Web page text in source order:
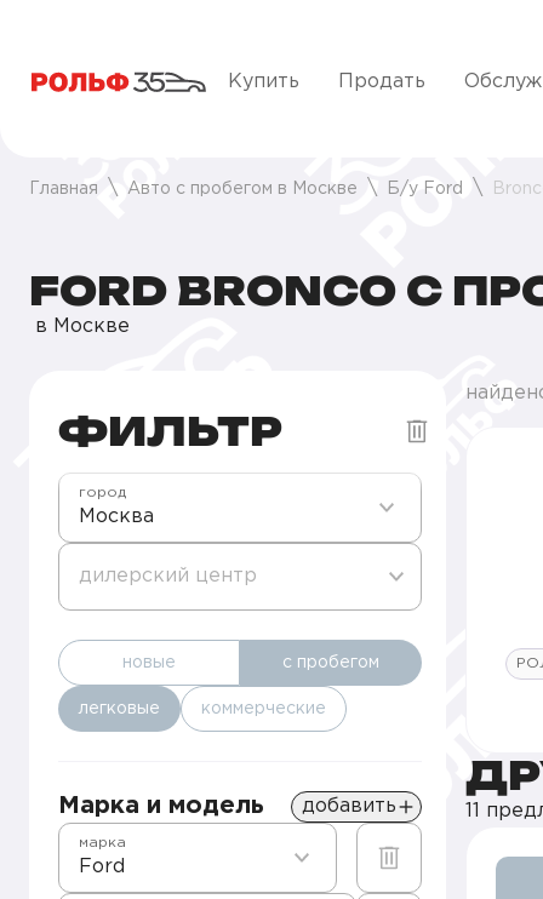
Купить Продать
Главная Авто с пробегом в Москве Б/у Ford
FORD BRONCO С
в Москве
ФИЛЬТР
Москва
город
дилерский центр
новые с пробегом
легковые коммерческие
Марка и модель добавить
Ford
марка
11